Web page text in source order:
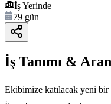
İş Yerinde
79 gün
İş Tanımı &
Ekibimize katılacak yeni bir